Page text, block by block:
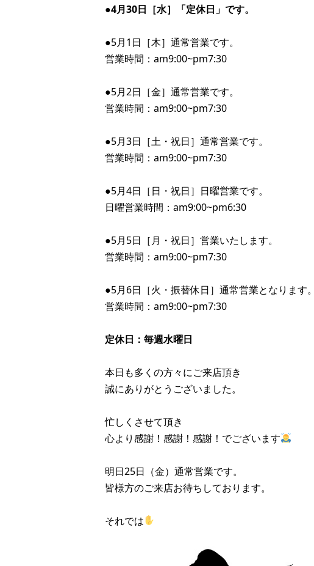
●4月30日［水］「定休日」です。
●5月1日［木］通常営業です。
営業時間：am9:00~pm7:30
●5月2日［金］通常営業です。
営業時間：am9:00~pm7:30
●5月3日［土・祝日］通常営業です。
営業時間：am9:00~pm7:30
●5月4日［日・祝日］日曜営業です。
日曜営業時間：am9:00~pm6:30
●5月5日［月・祝日］営業いたします。
営業時間：am9:00~pm7:30
●5月6日［火・振替休日］通常営業となります。
営業時間：am9:00~pm7:30
定休日：毎週水曜日
本日も多くの方々にご来店頂き
誠にありがとうございました。
忙しくさせて頂き
心より感謝！感謝！感謝！でございます
明日25日（金）通常営業です。
皆様方のご来店お待ちしております。
それでは